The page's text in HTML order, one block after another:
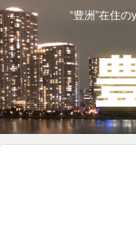
“豊洲”在住